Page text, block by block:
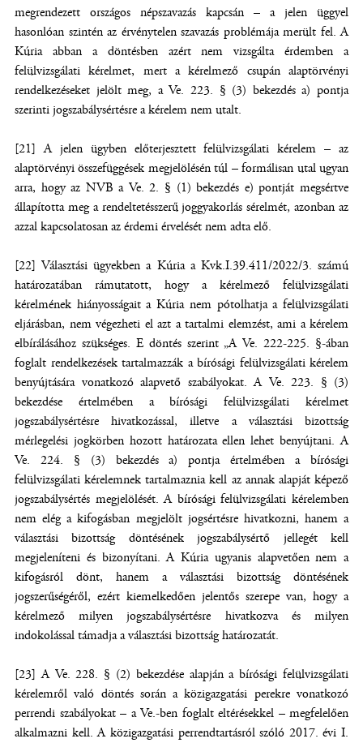
megrendezett országos népszavazás kapcsán – a jelen üggyel
hasonlóan szintén az érvénytelen szavazás problémája merült fel. A
Kúria abban a döntésben azért nem vizsgálta érdemben a
felülvizsgálati kérelmet, mert a kérelmező csupán alaptörvényi
rendelkezéseket jelölt meg, a Ve. 223. § (3) bekezdés a) pontja
szerinti jogszabálysértésre a kérelem nem utalt.
[21] A jelen ügyben előterjesztett felülvizsgálati kérelem – az
alaptörvényi összefüggések megjelölésén túl – formálisan utal ugyan
arra, hogy az NVB a Ve. 2. § (1) bekezdés e) pontját megsértve
állapította meg a rendeltetésszerű joggyakorlás sérelmét, azonban az
azzal kapcsolatosan az érdemi érvelését nem adta elő.
[22] Választási ügyekben a Kúria a Kvk.I.39.411/2022/3. számú
határozatában rámutatott, hogy a kérelmező felülvizsgálati
kérelmének hiányosságait a Kúria nem pótolhatja a felülvizsgálati
eljárásban, nem végezheti el azt a tartalmi elemzést, ami a kérelem
elbírálásához szükséges. E döntés szerint „A Ve. 222-225. §-ában
foglalt rendelkezések tartalmazzák a bírósági felülvizsgálati kérelem
benyújtására vonatkozó alapvető szabályokat. A Ve. 223. § (3)
bekezdése értelmében a bírósági felülvizsgálati kérelmet
jogszabálysértésre hivatkozással, illetve a választási bizottság
mérlegelési jogkörben hozott határozata ellen lehet benyújtani. A
Ve. 224. § (3) bekezdés a) pontja értelmében a bírósági
felülvizsgálati kérelemnek tartalmaznia kell az annak alapját képező
jogszabálysértés megjelölését. A bírósági felülvizsgálati kérelemben
nem elég a kifogásban megjelölt jogsértésre hivatkozni, hanem a
választási bizottság döntésének jogszabálysértő jellegét kell
megjeleníteni és bizonyítani. A Kúria ugyanis alapvetően nem a
kifogásról dönt, hanem a választási bizottság döntésének
jogszerűségéről, ezért kiemelkedően jelentős szerepe van, hogy a
kérelmező milyen jogszabálysértésre hivatkozva és milyen
indokolással támadja a választási bizottság határozatát.
[23] A Ve. 228. § (2) bekezdése alapján a bírósági felülvizsgálati
kérelemről való döntés során a közigazgatási perekre vonatkozó
perrendi szabályokat – a Ve.-ben foglalt eltérésekkel – megfelelően
alkalmazni kell. A közigazgatási perrendtartásról szóló 2017. évi I.